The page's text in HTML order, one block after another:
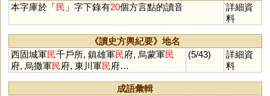
本字庫於「民 」字下錄有20個方言點的讀音
詳細資
料
《讀史方輿紀要》地名
西固城軍民千戶所, 鎮雄軍民府, 烏蒙軍民
府, 烏撒軍民府, 東川軍民府…
(5/43)
詳細資
料
成語彙輯